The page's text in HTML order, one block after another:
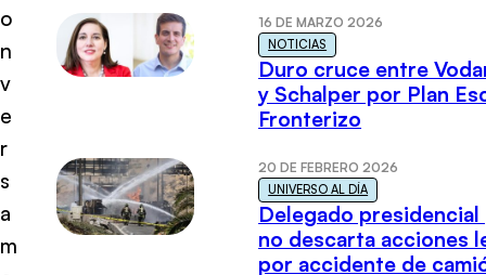
o
n
v
e
r
s
a
m
16 DE MARZO 2026
NOTICIAS
Duro cruce entre
y Schalper por Plan
Fronterizo
20 DE FEBRERO 2026
UNIVERSO AL DÍA
Delegado presidencial
no descarta acciones
por accidente de